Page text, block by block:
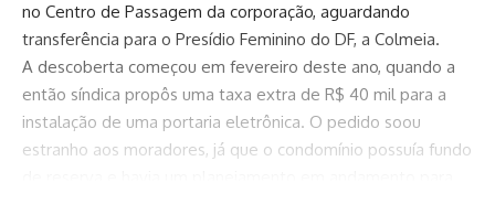
no Centro de Passagem da corporação, aguardando
transferência para o Presídio Feminino do DF, a Colmeia.
A descoberta começou em fevereiro deste ano, quando a
então síndica propôs uma taxa extra de R$ 40 mil para a
instalação de uma portaria eletrônica. O pedido soou
estranho aos moradores, já que o condomínio possuía fundo